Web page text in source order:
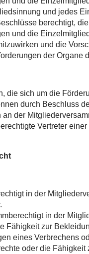
und jedes
berechtigt,
und die
und die
der Organe
die sich um die
durch Beschluss
der
Vertreter
in der
in der
Fähigkeit zur
eines Verbrechens
oder die